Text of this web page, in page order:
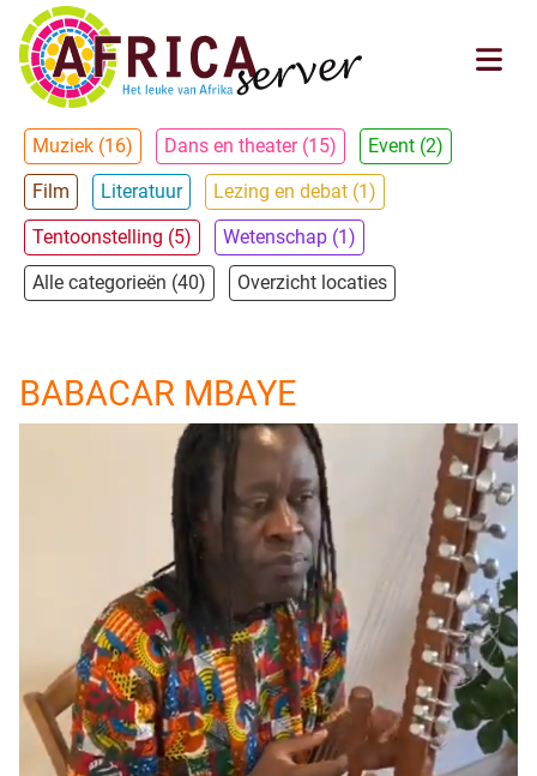
Muziek (16) Dans en theater (15)
Event (2)
Film
Literatuur
Lezing en debat (1)
Tentoonstelling (5)
Wetenschap (1)
Alle categorieën (40)
Overzicht locaties
BABACAR MBAYE